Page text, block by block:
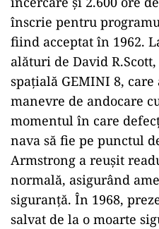
înscrie pentru
fiind acceptat în 1962.
alături de David
spaţială GEMINI 8,
manevre de andocare
momentul în care
nava să fie pe punctul
Armstrong a reuşit
normală, asigurând
siguranţă. În 1968,
salvat de la o moarte